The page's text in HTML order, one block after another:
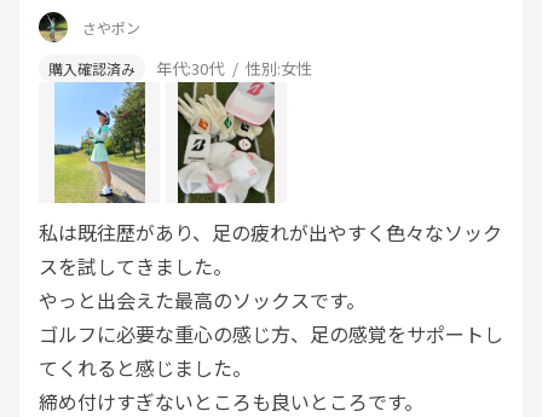
さやポン
年代:30代 性別:女性
私は既往歴があり、足の疲れが出やすく色々なソック
スを試してきました。
やっと出会えた最高のソックスです。
ゴルフに必要な重心の感じ方、足の感覚をサポートし
てくれると感じました。
締め付けすぎないところも良いところです。